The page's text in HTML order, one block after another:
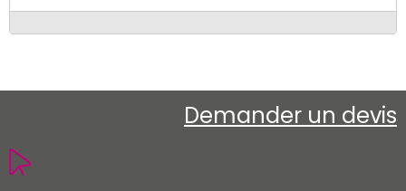
Demander un devis